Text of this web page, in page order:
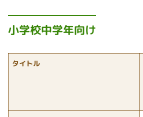
小学校中学年向け
タイトル